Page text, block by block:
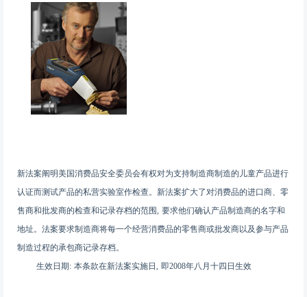
新法案阐明美国消费品安全委员会有权对为支持制造商制造的儿童产品进行
认证而测试产品的私营实验室作检查。新法案扩大了对消费品的进口商、零
售商和批发商的检查和记录存档的范围, 要求他们确认产品制造商的名字和
地址。法案要求制造商将每一个经营消费品的零售商或批发商以及参与产品
制造过程的承包商记录存档。
生效日期: 本条款在新法案实施日, 即2008年八月十四日生效